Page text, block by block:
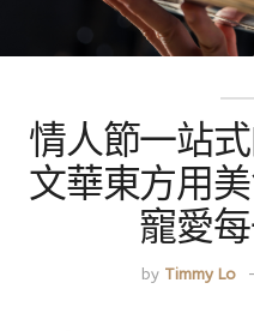
情人節一站
文華東方用
寵愛
by Timmy Lo